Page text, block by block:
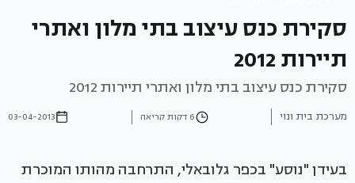
סקירת כנס עיצוב בתי מלון ואתרי
תיירות 2012
סקירת כנס עיצוב בתי מלון ואתרי תיירות 2012
מערכת בית ונוי 6 דקות קריאה 03-04-2013
בעידן "נוסע" בכפר גלובאלי, התרחבה מהותו המוכרת